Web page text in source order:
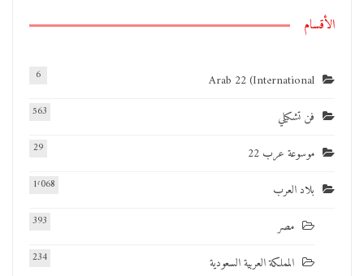
الأقسام
Arab 22 (International
6
فن تشكيلي 563
موسوعة عرب 22 29
بلاد العرب 1٬068
مصر 393
المملكة العربية السعودية 234